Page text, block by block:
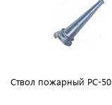
Ствол пожарный РС-50